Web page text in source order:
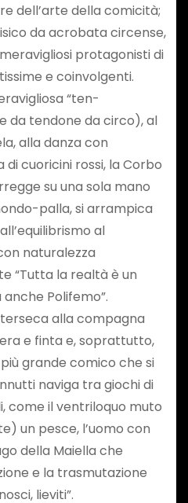
dell’arte della comicità;
da acrobata circense,
protagonisti di
e coinvolgenti.
“ten-
da tendone da circo), al
alla danza con
di cuoricini rossi, la Corbo
su una sola mano
palla, si arrampica
al
naturalezza
“Tutta la realtà è un
Polifemo”.
alla compagna
e finta e, soprattutto,
grande comico che si
naviga tra giochi di
come il ventriloquo muto
un pesce, l’uomo con
della Maiella che
e la trasmutazione
lieviti”.